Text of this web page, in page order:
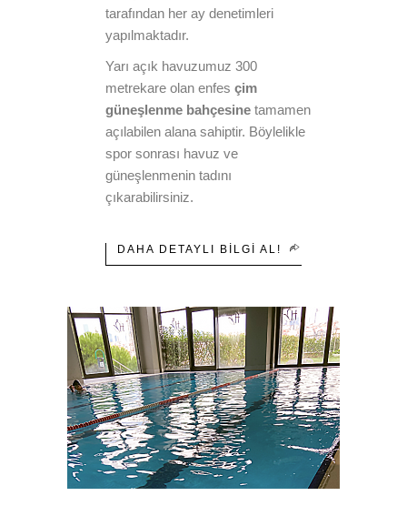
tarafından her ay denetimleri
yapılmaktadır.
Yarı açık havuzumuz 300
metrekare olan enfes çim
güneşlenme bahçesine tamamen
açılabilen alana sahiptir. Böylelikle
spor sonrası havuz ve
güneşlenmenin tadını
çıkarabilirsiniz.
DAHA DETAYLI BILGI AL!